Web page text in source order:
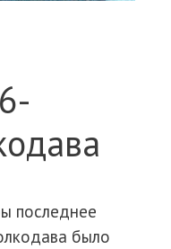
последнее
было